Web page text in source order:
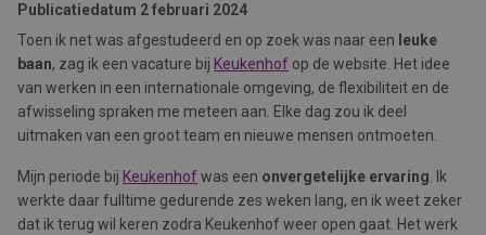
Publicatiedatum 2 februari 2024
Toen ik net was afgestudeerd en op zoek was naar een leuke
baan, zag ik een vacature bij Keukenhof op de website. Het idee
van werken in een internationale omgeving, de flexibiliteit en de
afwisseling spraken me meteen aan. Elke dag zou ik deel
uitmaken van een groot team en nieuwe mensen ontmoeten.
Mijn periode bij Keukenhofwas een onvergetelijke ervaring . Ik
werkte daar fulltime gedurende zes weken lang, en ik weet zeker
dat ik terug wil keren zodra Keukenhof weer open gaat. Het werk